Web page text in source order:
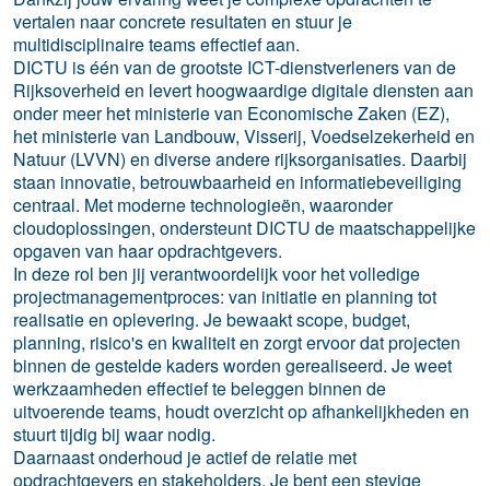
vertalen naar concrete resultaten en stuur je
multidisciplinaire teams effectief aan.
DICTU is één van de grootste ICT-dienstverleners van de
Rijksoverheid en levert hoogwaardige digitale diensten aan
onder meer het ministerie van Economische Zaken (EZ),
het ministerie van Landbouw, Visserij, Voedselzekerheid en
Natuur (LVVN) en diverse andere rijksorganisaties. Daarbij
staan innovatie, betrouwbaarheid en informatiebeveiliging
centraal. Met moderne technologieën, waaronder
cloudoplossingen, ondersteunt DICTU de maatschappelijke
opgaven van haar opdrachtgevers.
In deze rol ben jij verantwoordelijk voor het volledige
projectmanagementproces: van initiatie en planning tot
realisatie en oplevering. Je bewaakt scope, budget,
planning, risico's en kwaliteit en zorgt ervoor dat projecten
binnen de gestelde kaders worden gerealiseerd. Je weet
werkzaamheden effectief te beleggen binnen de
uitvoerende teams, houdt overzicht op afhankelijkheden en
stuurt tijdig bij waar nodig.
Daarnaast onderhoud je actief de relatie met
opdrachtgevers en stakeholders. Je bent een stevige